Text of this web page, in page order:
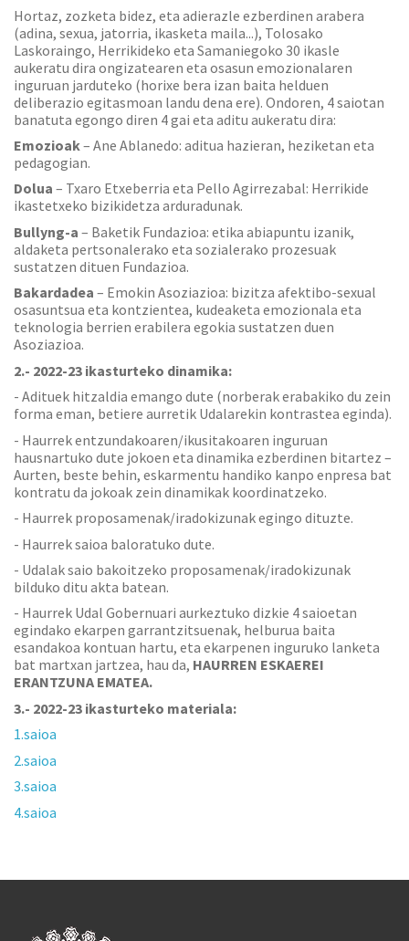
Hortaz, zozketa bidez, eta adierazle ezberdinen arabera
(adina, sexua, jatorria, ikasketa maila...), Tolosako
Laskoraingo, Herrikideko eta Samaniegoko 30 ikasle
aukeratu dira ongizatearen eta osasun emozionalaren
inguruan jarduteko (horixe bera izan baita helduen
deliberazio egitasmoan landu dena ere). Ondoren, 4 saiotan
banatuta egongo diren 4 gai eta aditu aukeratu dira:
Emozioak– Ane Ablanedo: aditua hazieran, heziketan eta
pedagogian.
Dolua – Txaro Etxeberria eta Pello Agirrezabal: Herrikide
ikastetxeko bizikidetza arduradunak.
Bullyng-a – Baketik Fundazioa: etika abiapuntu izanik,
aldaketa pertsonalerako eta sozialerako prozesuak
sustatzen dituen Fundazioa.
Bakardadea – Emokin Asoziazioa: bizitza afektibo-sexual
osasuntsua eta kontzientea, kudeaketa emozionala eta
teknologia berrien erabilera egokia sustatzen duen
Asoziazioa.
2.- 2022-23 ikasturteko dinamika:
- Adituek hitzaldia emango dute (norberak erabakiko du zein
forma eman, betiere aurretik Udalarekin kontrastea eginda).
- Haurrek entzundakoaren/ikusitakoaren inguruan
hausnartuko dute jokoen eta dinamika ezberdinen bitartez –
Aurten, beste behin, eskarmentu handiko kanpo enpresa bat
kontratu da jokoak zein dinamikak koordinatzeko.
- Haurrek proposamenak/iradokizunak egingo dituzte.
- Haurrek saioa baloratuko dute.
- Udalak saio bakoitzeko proposamenak/iradokizunak
bilduko ditu akta batean.
- Haurrek Udal Gobernuari aurkeztuko dizkie 4 saioetan
egindako ekarpen garrantzitsuenak, helburua baita
esandakoa kontuan hartu, eta ekarpenen inguruko lanketa
bat martxan jartzea, hau da, HAURREN ESKAEREI
ERANTZUNA EMATEA.
3.- 2022-23 ikasturteko materiala:
1.saioa
2.saioa
3.saioa
4.saioa